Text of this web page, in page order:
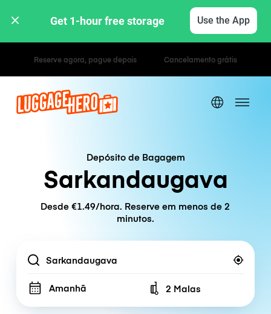
Get 1-hour free storage Use the App
Tarifas horárias / diárias
Depósito de Bagagem
Sarkandaugava
Desde €1.49/hora. Reserve em menos de 2
minutos.
Location
Amanhã Number of bags
2 Malas